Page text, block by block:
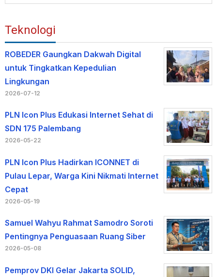
Teknologi
ROBEDER Gaungkan Dakwah Digital
untuk Tingkatkan Kepedulian
Lingkungan
2026-07-12
PLN Icon Plus Edukasi Internet Sehat di
SDN 175 Palembang
2026-05-22
PLN Icon Plus Hadirkan ICONNET di
Pulau Lepar, Warga Kini Nikmati Internet
Cepat
2026-05-19
Samuel Wahyu Rahmat Samodro Soroti
Pentingnya Penguasaan Ruang Siber
2026-05-08
Pemprov DKI Gelar Jakarta SOLID,